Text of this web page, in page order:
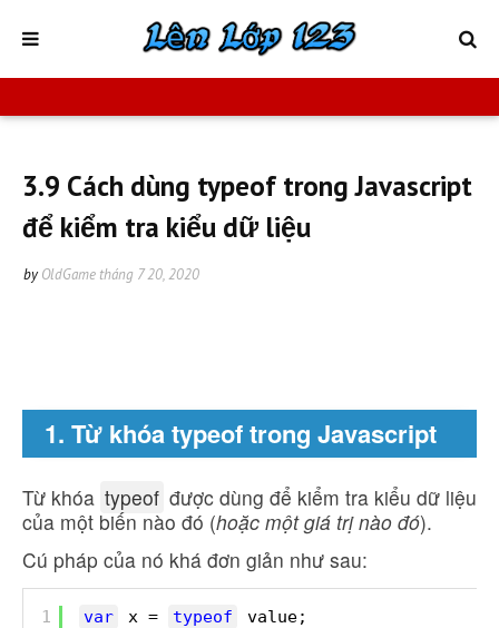
3.9 Cách dùng typeof trong Javascript
để kiểm tra kiểu dữ liệu
by OldGame tháng 7 20, 2020
1. Từ khóa typeof trong Javascript
Từ khóa typeof được dùng để kiểm tra kiểu dữ liệu
của một biến nào đó (hoặc một giá trị nào đó).
Cú pháp của nó khá đơn giản như sau:
1 var x = typeof value;